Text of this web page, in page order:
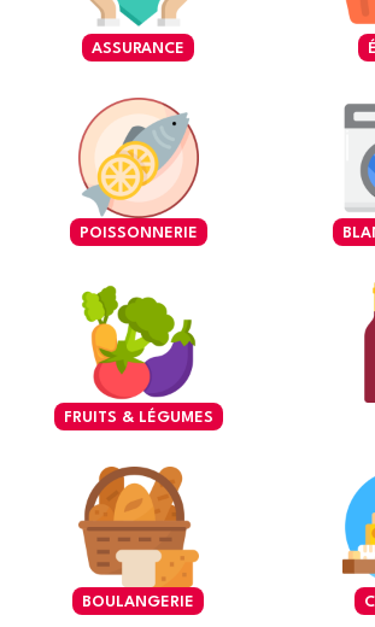
ASSURANCE
POISSONNERIE
FRUITS & LÉGUMES
BOULANGERIE